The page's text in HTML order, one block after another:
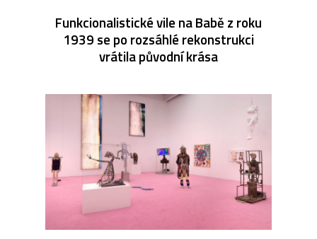
Funkcionalistické vile na Babě z roku
1939 se po rozsáhlé rekonstrukci
vrátila původní krása